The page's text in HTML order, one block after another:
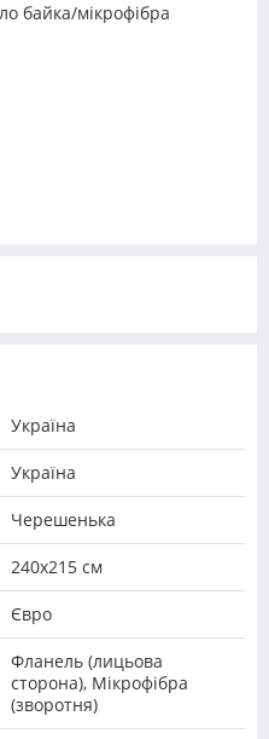
байка/мікрофібра
Україна
Україна
Черешенька
240х215 см
Євро
Фланель (лицьова
сторона), Мікрофібра
(зворотня)